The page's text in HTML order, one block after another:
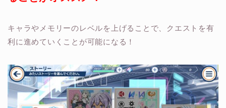
キャラやメモリーのレベルを上げることで、クエストを有
利に進めていくことが可能になる！